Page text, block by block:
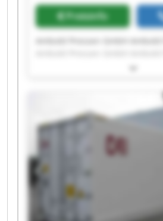
Preisinfo
Ambold Pressen GmbH Ambold
Ambold Pressen GmbH
Ambold Pressen GmbH Ambold
Ambold Pressen GmbH Ambold
Ambold Pressen GmbH Ambold
Ambold Pressen GmbH Ambold
Ambold Pressen GmbH Ambold